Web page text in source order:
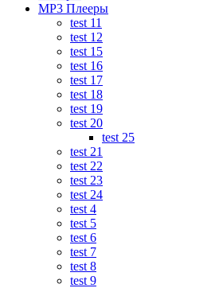
MP3 Плееры
test 11
test 12
test 15
test 16
test 17
test 18
test 19
test 20
test 25
test 21
test 22
test 23
test 24
test 4
test 5
test 6
test 7
test 8
test 9